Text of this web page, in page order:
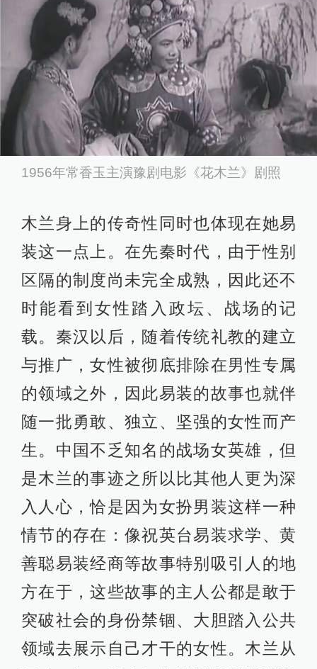
1956年常香玉主演豫剧电影《花木兰》剧照
木兰身上的传奇性同时也体现在她易
装这一点上。在先秦时代，由于性别
区隔的制度尚未完全成熟，因此还不
时能看到女性踏入政坛、战场的记
载。秦汉以后，随着传统礼教的建立
与推广，女性被彻底排除在男性专属
的领域之外，因此易装的故事也就伴
随一批勇敢、独立、坚强的女性而产
生。中国不乏知名的战场女英雄，但
是木兰的事迹之所以比其他人更为深
入人心，恰是因为女扮男装这样一种
情节的存在：像祝英台易装求学、黄
善聪易装经商等故事特别吸引人的地
方在于，这些故事的主人公都是敢于
突破社会的身份禁锢、大胆踏入公共
领域去展示自己才干的女性。木兰从